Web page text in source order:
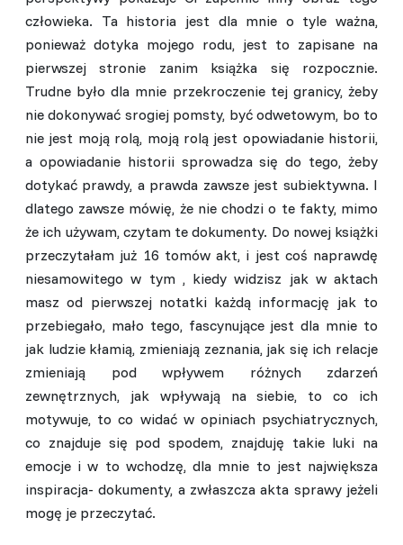
człowieka. Ta historia jest dla mnie o tyle ważna,
ponieważ dotyka mojego rodu, jest to zapisane na
pierwszej stronie zanim książka się rozpocznie.
Trudne było dla mnie przekroczenie tej granicy, żeby
nie dokonywać srogiej pomsty, być odwetowym, bo to
nie jest moją rolą, moją rolą jest opowiadanie historii,
a opowiadanie historii sprowadza się do tego, żeby
dotykać prawdy, a prawda zawsze jest subiektywna. I
dlatego zawsze mówię, że nie chodzi o te fakty, mimo
że ich używam, czytam te dokumenty. Do nowej książki
przeczytałam już 16 tomów akt, i jest coś naprawdę
niesamowitego w tym , kiedy widzisz jak w aktach
masz od pierwszej notatki każdą informację jak to
przebiegało, mało tego, fascynujące jest dla mnie to
jak ludzie kłamią, zmieniają zeznania, jak się ich relacje
zmieniają pod wpływem różnych zdarzeń
zewnętrznych, jak wpływają na siebie, to co ich
motywuje, to co widać w opiniach psychiatrycznych,
co znajduje się pod spodem, znajduję takie luki na
emocje i w to wchodzę, dla mnie to jest największa
inspiracja- dokumenty, a zwłaszcza akta sprawy jeżeli
mogę je przeczytać.